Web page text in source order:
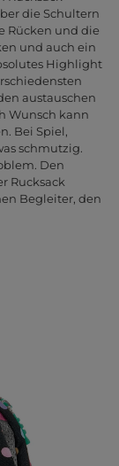
die Schultern
Rücken und die
und auch ein
Highlight
austauschen
Wunsch kann
Bei Spiel,
schmutzig.
Den
Rucksack
Begleiter, den